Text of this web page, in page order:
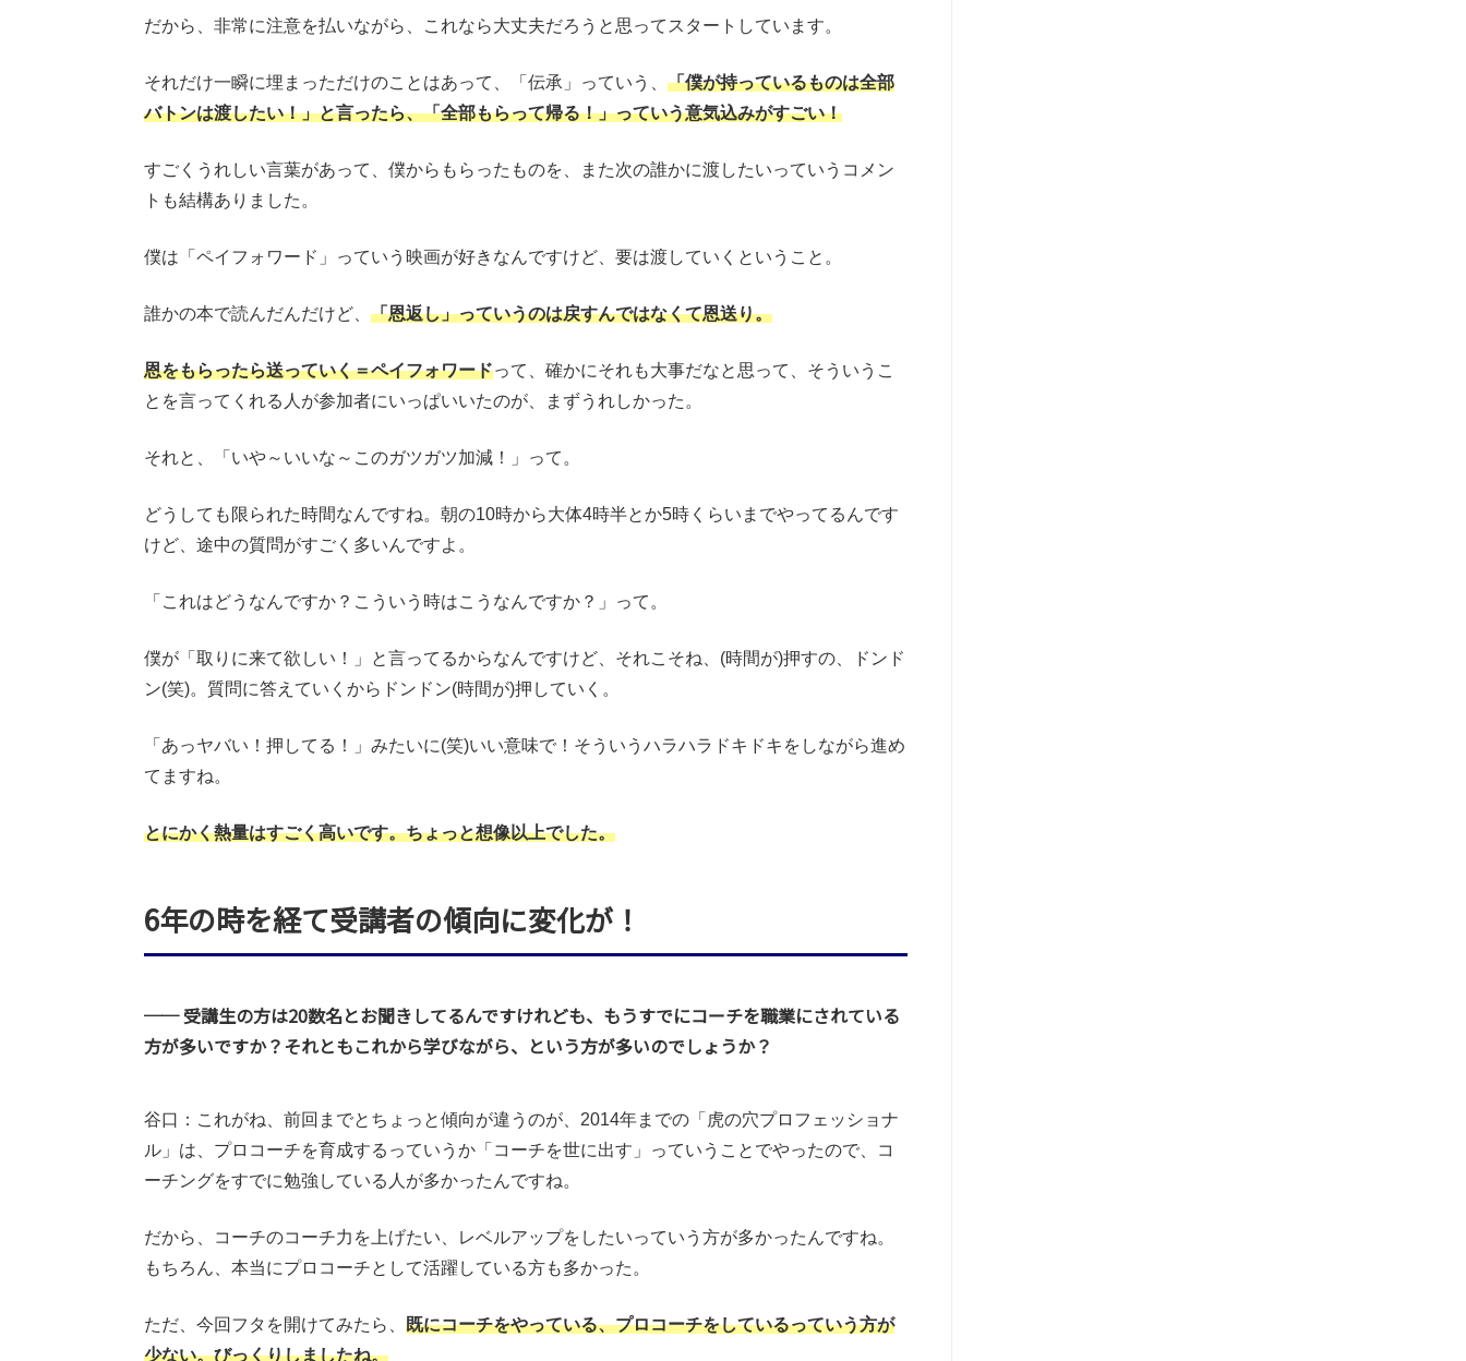
だから、非常に注意を払いながら、これなら大丈夫だろうと思ってスタートしています。
それだけ一瞬に埋まっただけのことはあって、「伝承」っていう、 「僕が持っているものは全部
バトンは渡したい！」と言ったら、「全部もらって帰る！」っていう意気込みがすごい！
すごくうれしい言葉があって、僕からもらったものを、また次の誰かに渡したいっていうコメン
トも結構ありました。
僕は「ペイフォワード」っていう映画が好きなんですけど、要は渡していくということ。
誰かの本で読んだんだけど、 「恩返し」っていうのは戻すんではなくて恩送り。
恩をもらったら送っていく＝ペイフォワードって、確かにそれも大事だなと思って、そういうこ
とを言ってくれる人が参加者にいっぱいいたのが、まずうれしかった。
それと、「いや～いいな～このガツガツ加減！」って。
どうしても限られた時間なんですね。朝の10時から大体4時半とか5時くらいまでやってるんです
けど、途中の質問がすごく多いんですよ。
「これはどうなんですか？こういう時はこうなんですか？」って。
僕が「取りに来て欲しい！」と言ってるからなんですけど、それこそね、(時間が)押すの、ドンド
ン(笑)。質問に答えていくからドンドン(時間が)押していく。
「あっヤバい！押してる！」みたいに(笑)いい意味で！そういうハラハラドキドキをしながら進め
てますね。
とにかく熱量はすごく高いです。ちょっと想像以上でした。
6年の時を経て受講者の傾向に変化が！
── 受講生の方は20数名とお聞きしてるんですけれども、もうすでにコーチを職業にされている
方が多いですか？それともこれから学びながら、という方が多いのでしょうか？
谷口：これがね、前回までとちょっと傾向が違うのが、2014年までの「虎の穴プロフェッショナ
ル」は、プロコーチを育成するっていうか「コーチを世に出す」っていうことでやったので、コ
ーチングをすでに勉強している人が多かったんですね。
だから、コーチのコーチ力を上げたい、レベルアップをしたいっていう方が多かったんですね。
もちろん、本当にプロコーチとして活躍している方も多かった。
ただ、今回フタを開けてみたら、 既にコーチをやっている、プロコーチをしているっていう方が
少ない。びっくりしましたね。